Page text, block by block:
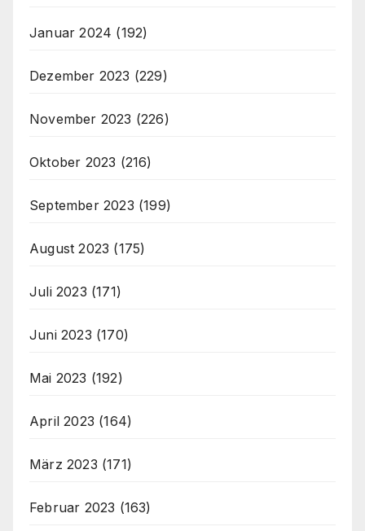
Januar 2024 (192)
Dezember 2023 (229)
November 2023 (226)
Oktober 2023 (216)
September 2023 (199)
August 2023 (175)
Juli 2023 (171)
Juni 2023 (170)
Mai 2023 (192)
April 2023 (164)
März 2023 (171)
Februar 2023 (163)